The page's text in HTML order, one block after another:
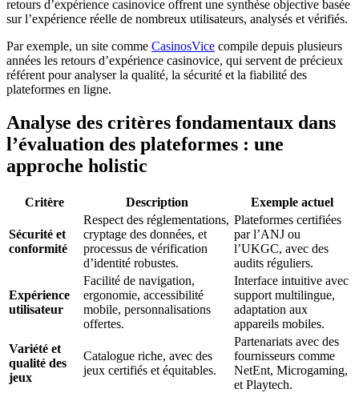
retours d’expérience casinovice offrent une synthèse objective basée
sur l’expérience réelle de nombreux utilisateurs, analysés et vérifiés.
Par exemple, un site comme CasinosVice compile depuis plusieurs
années les retours d’expérience casinovice, qui servent de précieux
référent pour analyser la qualité, la sécurité et la fiabilité des
plateformes en ligne.
Analyse des critères fondamentaux dans
l’évaluation des plateformes : une
approche holistic
Critère Description Exemple actuel
Sécurité et
conformité
Respect des réglementations,
cryptage des données, et
processus de vérification
d’identité robustes.
Plateformes certifiées
par l’ANJ ou
l’UKGC, avec des
audits réguliers.
Expérience
utilisateur
Facilité de navigation,
ergonomie, accessibilité
mobile, personnalisations
offertes.
Interface intuitive avec
support multilingue,
adaptation aux
appareils mobiles.
Variété et
qualité des
jeux
Catalogue riche, avec des
jeux certifiés et équitables.
Partenariats avec des
fournisseurs comme
NetEnt, Microgaming,
et Playtech.